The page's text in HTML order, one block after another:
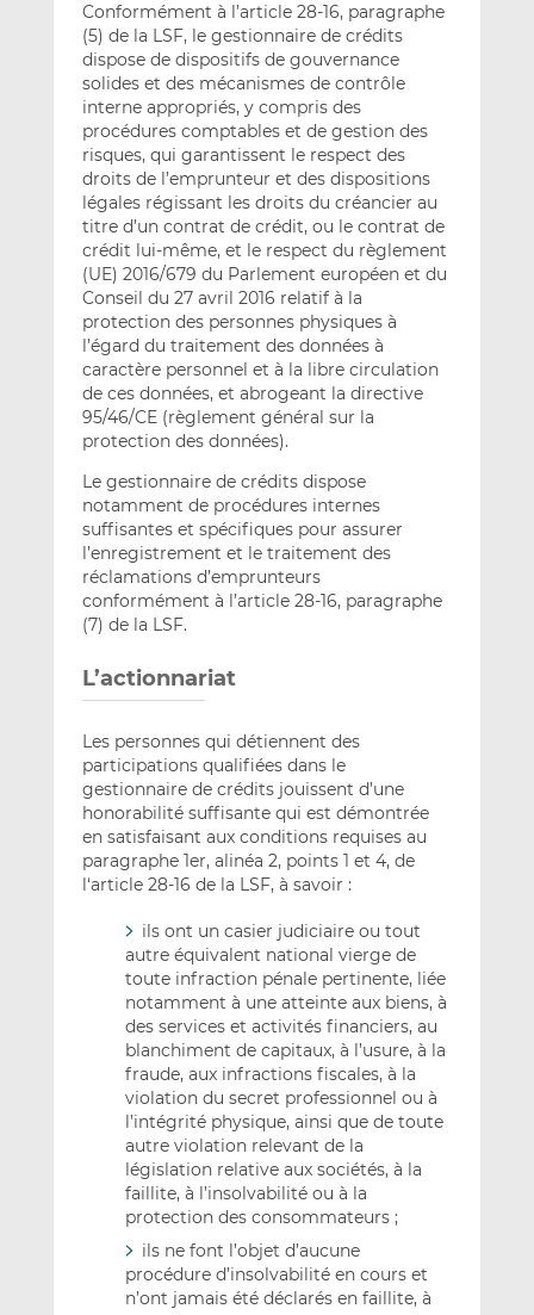
Conformément à l’article 28-16, paragraphe
(5) de la LSF, le gestionnaire de crédits
dispose de dispositifs de gouvernance
solides et des mécanismes de contrôle
interne appropriés, y compris des
procédures comptables et de gestion des
risques, qui garantissent le respect des
droits de l’emprunteur et des dispositions
légales régissant les droits du créancier au
titre d’un contrat de crédit, ou le contrat de
crédit lui-même, et le respect du règlement
(UE) 2016/679 du Parlement européen et du
Conseil du 27 avril 2016 relatif à la
protection des personnes physiques à
l’égard du traitement des données à
caractère personnel et à la libre circulation
de ces données, et abrogeant la directive
95/46/CE (règlement général sur la
protection des données).
Le gestionnaire de crédits dispose
notamment de procédures internes
suffisantes et spécifiques pour assurer
l’enregistrement et le traitement des
réclamations d’emprunteurs
conformément à l’article 28-16, paragraphe
(7) de la LSF.
L’actionnariat
Les personnes qui détiennent des
participations qualifiées dans le
gestionnaire de crédits jouissent d’une
honorabilité suffisante qui est démontrée
en satisfaisant aux conditions requises au
paragraphe 1er, alinéa 2, points 1 et 4, de
l‘article 28-16 de la LSF, à savoir :
ils ont un casier judiciaire ou tout
autre équivalent national vierge de
toute infraction pénale pertinente, liée
notamment à une atteinte aux biens, à
des services et activités financiers, au
blanchiment de capitaux, à l’usure, à la
fraude, aux infractions fiscales, à la
violation du secret professionnel ou à
l’intégrité physique, ainsi que de toute
autre violation relevant de la
législation relative aux sociétés, à la
faillite, à l’insolvabilité ou à la
protection des consommateurs ;
ils ne font l’objet d’aucune
procédure d’insolvabilité en cours et
n’ont jamais été déclarés en faillite, à